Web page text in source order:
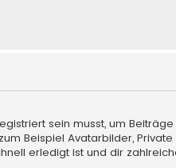
sein musst, um
Beispiel Avatarbilder,
erledigt ist und dir